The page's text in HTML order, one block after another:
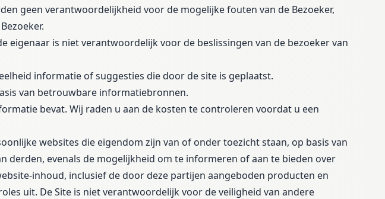
geen verantwoordelijkheid voor de mogelijke fouten van de Bezoeker,
is niet verantwoordelijk voor de beslissingen van de bezoeker van
informatie of suggesties die door de site is geplaatst.
van betrouwbare informatiebronnen.
bevat. Wij raden u aan de kosten te controleren voordat u een
websites die eigendom zijn van of onder toezicht staan, op basis van
evenals de mogelijkheid om te informeren of aan te bieden over
inhoud, inclusief de door deze partijen aangeboden producten en
uit. De Site is niet verantwoordelijk voor de veiligheid van andere